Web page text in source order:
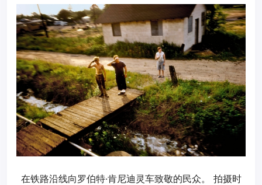
在铁路沿线向罗伯特·肯尼迪灵车致敬的民众。 拍摄时